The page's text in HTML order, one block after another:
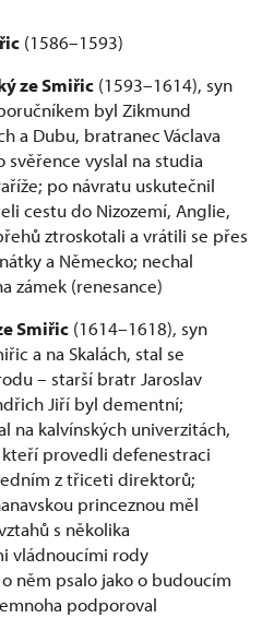
(1586–1593)
ze Smiřic (1593–1614), syn
byl Zikmund
a Dubu, bratranec Václava
svěřence vyslal na studia
po návratu uskutečnil
cestu do Nizozemí, Anglie,
ztroskotali a vrátili se přes
a Německo; nechal
zámek (renesance)
Smiřic (1614–1618), syn
a na Skalách, stal se
– starší bratr Jaroslav
Jiří byl dementní;
na kalvínských univerzitách,
provedli defenestraci
z třiceti direktorů;
princeznou měl
s několika
vládnoucími rody
něm psalo jako o budoucím
podporoval